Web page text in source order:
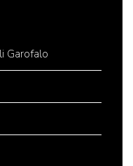
Garofalo